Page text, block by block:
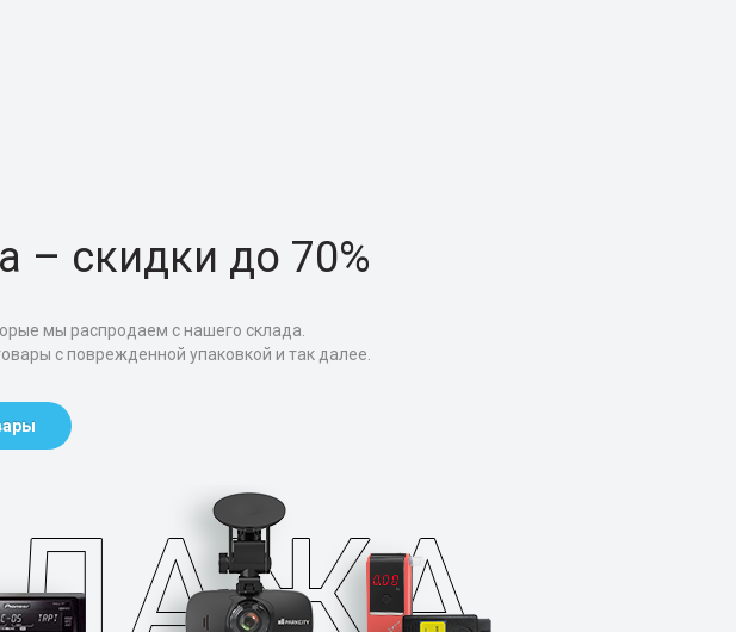
– скидки до 70%
мы распродаем с нашего склада.
с поврежденной упаковкой и так далее.